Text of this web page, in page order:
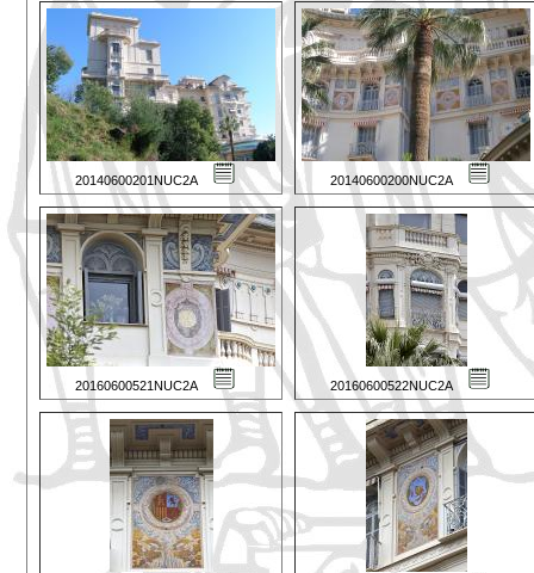
20140600201NUC2A 20140600200NUC2A
20160600521NUC2A 20160600522NUC2A